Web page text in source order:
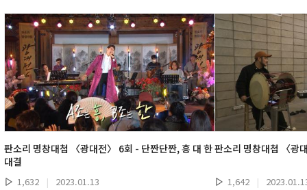
판소리 명창대첩 〈광대전〉 6회 - 단짠단짠, 흥 대 한
대결
1,632 | 2023.01.13
판소리 명창대첩 〈광
1,642 |